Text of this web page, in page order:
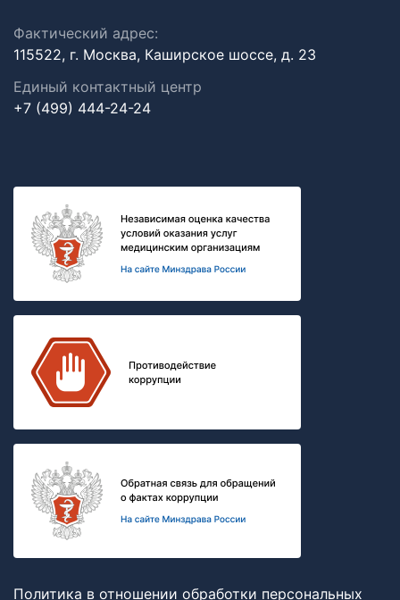
Фактический адрес:
115522, г. Москва, Каширское шоссе, д. 23
Единый контактный центр
+7 (499) 444-24-24
Политика в отношении обработки персональных